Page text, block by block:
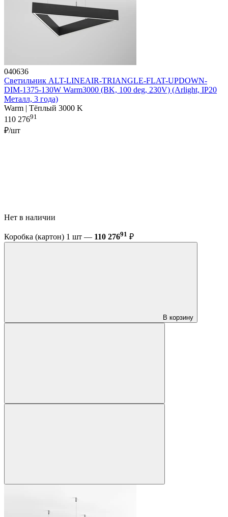
040636
Светильник ALT-LINEAIR-TRIANGLE-FLAT-UPDOWN-
DIM-1375-130W Warm3000 (BK, 100 deg, 230V) (Arlight, IP20
Металл, 3 года)
Warm | Тёплый 3000 K
110 27691
₽/шт
Нет в наличии
Коробка (картон) 1 шт — 110 27691 ₽
В корзину